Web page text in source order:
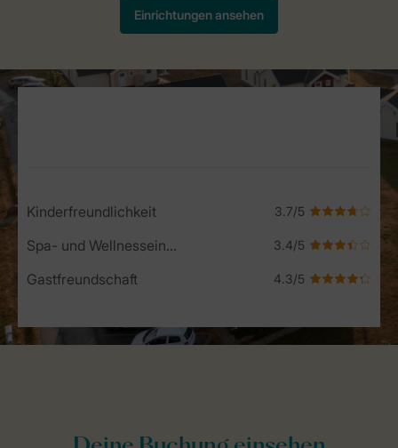
Kinderfreundlichkeit
Spa- und Wellnesseinrichtungen
Gastfreundschaft